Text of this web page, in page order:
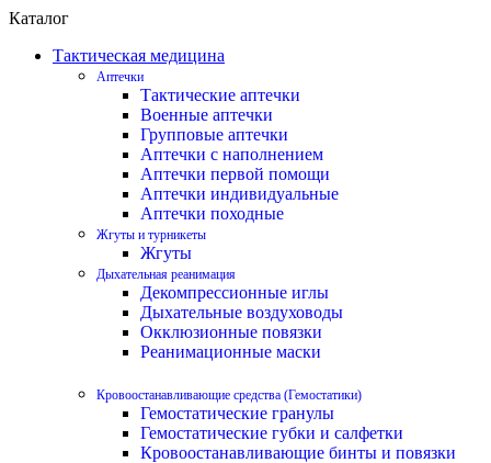
Каталог
Тактическая медицина
Аптечки
Тактические аптечки
Военные аптечки
Групповые аптечки
Аптечки с наполнением
Аптечки первой помощи
Аптечки индивидуальные
Аптечки походные
Жгуты и турникеты
Жгуты
Дыхательная реанимация
Декомпрессионные иглы
Дыхательные воздуховоды
Окклюзионные повязки
Реанимационные маски
Кровоостанавливающие средства (Гемостатики)
Гемостатические гранулы
Гемостатические губки и салфетки
Кровоостанавливающие бинты и повязки